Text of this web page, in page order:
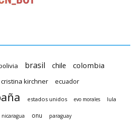
brasil chile colombia
cristina kirchner ecuador
estados unidos evo morales lula
nicaragua onu paraguay